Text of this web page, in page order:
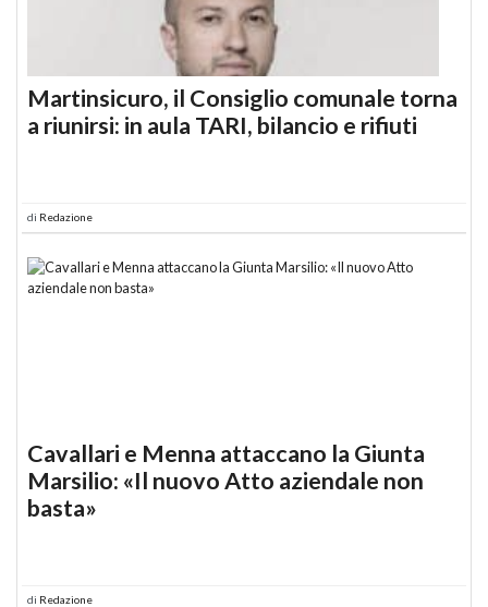
Martinsicuro, il Consiglio comunale torna
a riunirsi: in aula TARI, bilancio e rifiuti
di Redazione
Cavallari e Menna attaccano la Giunta
Marsilio: «Il nuovo Atto aziendale non
basta»
di Redazione